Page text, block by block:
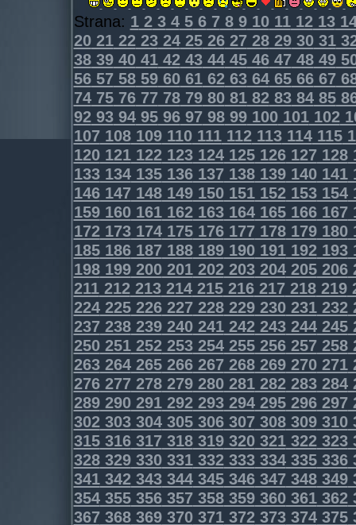
Strana: 12345678910111213
202122232425262728293031
383940414243444546474849
565758596061626364656667
747576777879808182838485
9293949596979899100101102
107108109110111112113114115
120121122123124125126127128
133134135136137138139140141
146147148149150151152153154
159160161162163164165166167
172173174175176177178179180
185186187188189190191192193
198199200201202203204205206
211212213214215216217218219
224225226227228229230231232
237238239240241242243244245
250251252253254255256257258
263264265266267268269270271
276277278279280281282283284
289290291292293294295296297
302303304305306307308309310
315316317318319320321322323
328329330331332333334335336
341342343344345346347348349
354355356357358359360361362
367368369370371372373374375